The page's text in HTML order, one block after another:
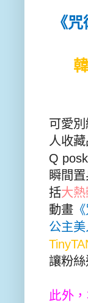
《
可愛
人收
Q
瞬間
括大
動畫
公主
讓粉絲
此外